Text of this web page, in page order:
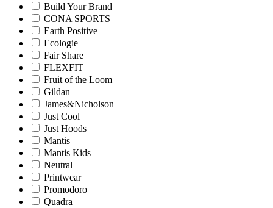
Build Your Brand
CONA SPORTS
Earth Positive
Ecologie
Fair Share
FLEXFIT
Fruit of the Loom
Gildan
James&Nicholson
Just Cool
Just Hoods
Mantis
Mantis Kids
Neutral
Printwear
Promodoro
Quadra